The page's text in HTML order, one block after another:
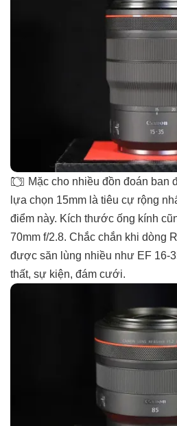
Mặc cho nhiều đồn đoán ban
lựa chọn 15mm là tiêu cự rộng
điểm này. Kích thước ống kính
70mm f/2.8. Chắc chắn khi dòng
được săn lùng nhiều như EF 16-
thất, sự kiện, đám cưới.